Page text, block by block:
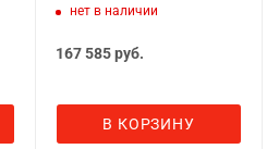
нет в наличии
167 585руб.
В КОРЗИНУ